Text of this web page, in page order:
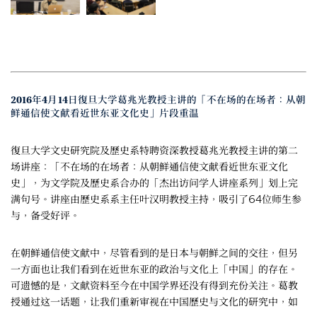
2016年4月14日復旦大学葛兆光教授主讲的「不在场的在场者：从朝
鲜通信使文献看近世东亚文化史」片段重温
復旦大学文史研究院及歷史系特聘资深教授葛兆光教授主讲的第二
场讲座：「不在场的在场者：从朝鲜通信使文献看近世东亚文化
史」，为文学院及歷史系合办的「杰出访问学人讲座系列」划上完
满句号。讲座由歷史系系主任叶汉明教授主持，吸引了64位师生参
与，备受好评。
在朝鲜通信使文献中，尽管看到的是日本与朝鲜之间的交往，但另
一方面也让我们看到在近世东亚的政治与文化上「中国」的存在。
可遗憾的是，文献资料至今在中国学界还没有得到充份关注。葛教
授通过这一话题，让我们重新审视在中国歷史与文化的研究中，如